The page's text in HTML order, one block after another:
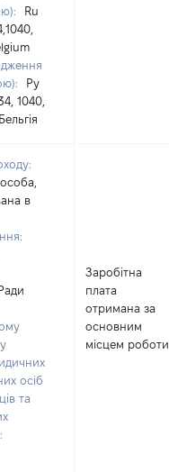
Ru
Ру
1040,
в
осіб
та
Заробітна
плата
отримана за
основним
місцем роботи